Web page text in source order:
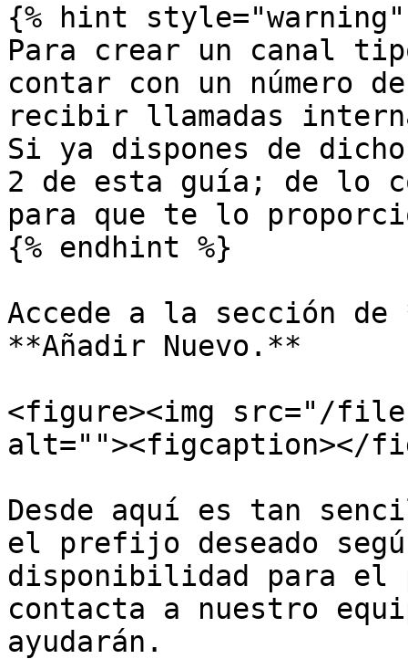
{% hint style="warning"
Para crear un canal
contar con un número
recibir llamadas
Si ya dispones de
2 de esta guía; de lo
para que te lo
{% endhint %}
Accede a la sección
**Añadir Nuevo.**
<figure><img src="/
alt=""><figcaption></
Desde aquí es tan
el prefijo deseado
disponibilidad para el
contacta a nuestro
ayudarán.